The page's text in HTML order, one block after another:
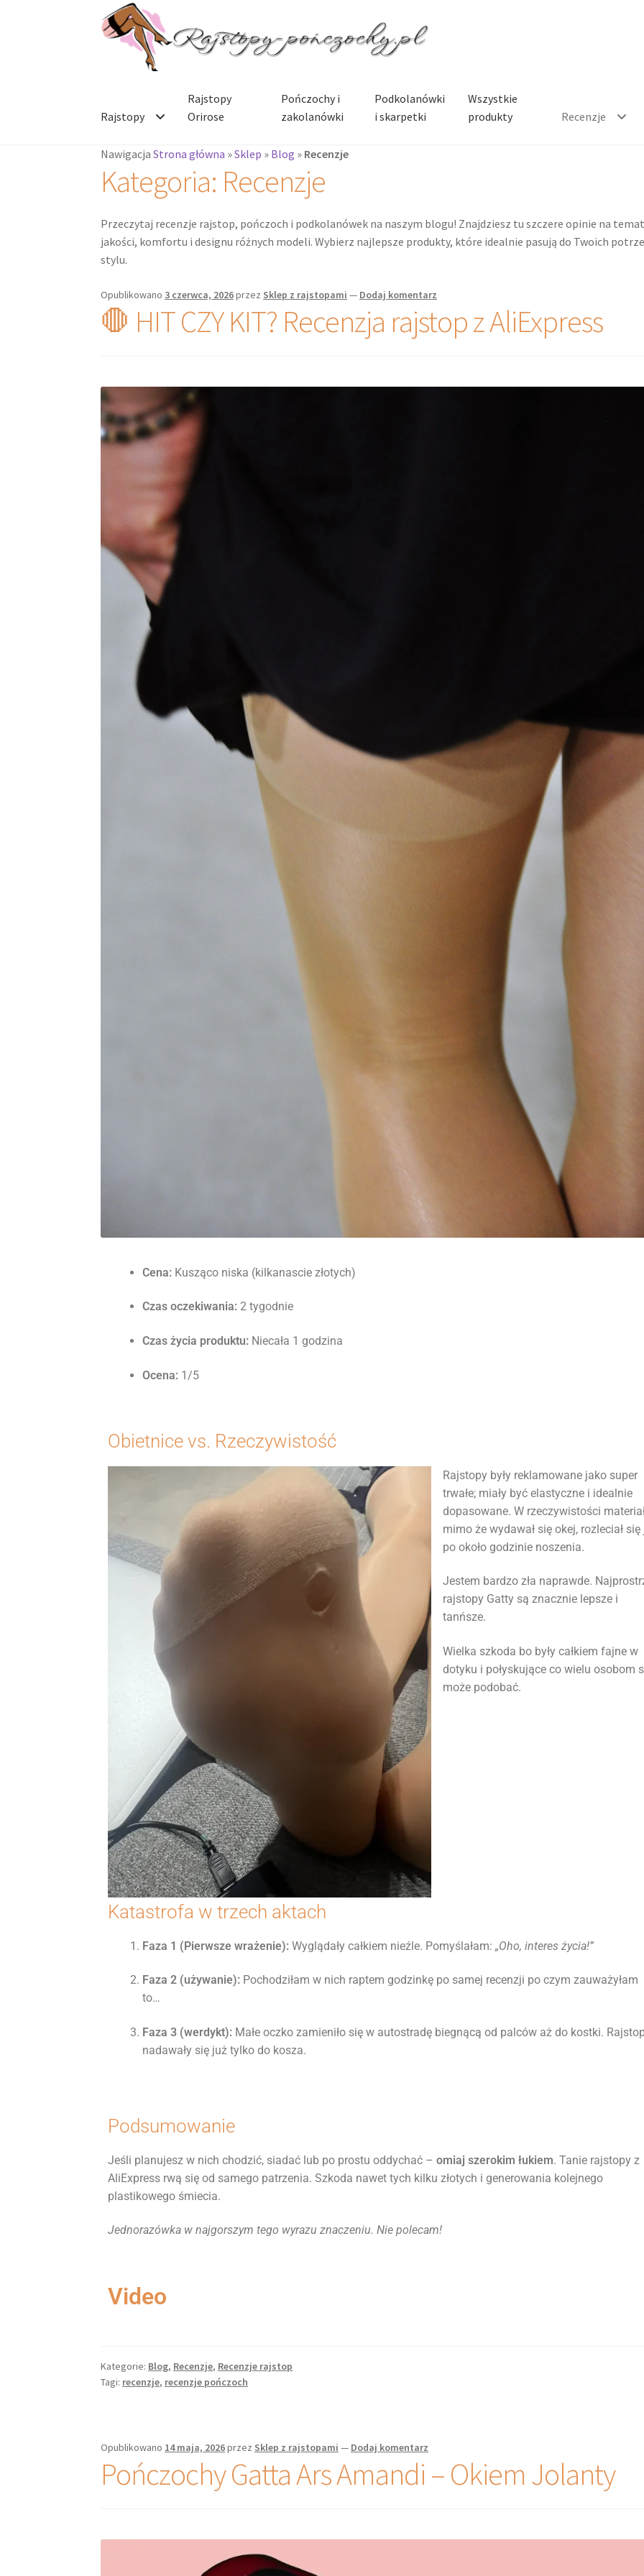
Rajstopy
Rajstopy
Orirose
Pończochy i
zakolanówki
Podkolanówki
i skarpetki
Wszystkie
produkty
Recenzje
NawigacjaStrona główna »Sklep » Blog » Recenzje
Kategoria: Recenzje
Przeczytaj recenzje rajstop, pończoch i podkolanówek na naszym blogu! Znajdziesz tu szczere opinie na
jakości, komfortu i designu różnych modeli. Wybierz najlepsze produkty, które idealnie pasują do Twoich
stylu.
Opublikowano 3 czerwca, 2026przez Sklep z rajstopami — Dodaj komentarz
🛑 HIT CZY KIT? Recenzja rajstop z AliExpress
Cena: Kusząco niska (kilkanascie złotych)
Czas oczekiwania: 2 tygodnie
Czas życia produktu: Niecała 1 godzina
Ocena: 1/5
Obietnice vs. Rzeczywistość
Rajstopy były reklamowane jako super
trwałe; miały być elastyczne i idealnie
dopasowane. W rzeczywistości
mimo że wydawał się okej, rozleciał się
po około godzinie noszenia.
Jestem bardzo zła naprawde.
rajstopy Gatty są znacznie lepsze i
tanńsze.
Wielka szkoda bo były całkiem fajne w
dotyku i połyskujące co wielu osobom
może podobać.
Katastrofa w trzech aktach
Faza 1 (Pierwsze wrażenie): Wyglądały całkiem nieźle. Pomyślałam:„Oho, interes życia!”
Faza 2 (używanie): Pochodziłam w nich raptem godzinkę po samej recenzji po czym zauważyłam
to…
Faza 3 (werdykt): Małe oczko zamieniło się w autostradę biegnącą od palców aż do kostki.
nadawały się już tylko do kosza.
Podsumowanie
Jeśli planujesz w nich chodzić, siadać lub po prostu oddychać –omiaj szerokim łukiem. Tanie rajstopy z
AliExpress rwą się od samego patrzenia. Szkoda nawet tych kilku złotych i generowania kolejnego
plastikowego śmiecia.
Jednorazówka w najgorszym tego wyrazu znaczeniu. Nie polecam!
Video
Kategorie: Blog, Recenzje, Recenzje rajstop
Tagi: recenzje, recenzje pończoch
Opublikowano 14 maja, 2026przez Sklep z rajstopami — Dodaj komentarz
Pończochy Gatta Ars Amandi – Okiem Jolanty